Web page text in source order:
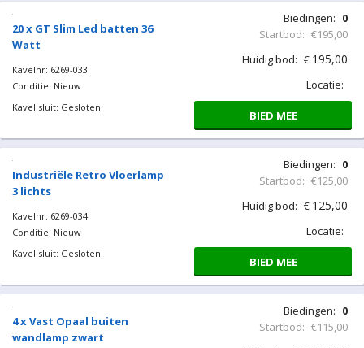
20 x GT Slim Led batten 36
Watt
Kavelnr: 6269-033
Conditie: Nieuw
Kavel sluit: Gesloten
Biedingen: 0
Startbod: €195,00
Huidig bod: € 195,00
Locatie:
BIED MEE
Industriële Retro Vloerlamp
3 lichts
Kavelnr: 6269-034
Conditie: Nieuw
Kavel sluit: Gesloten
Biedingen: 0
Startbod: €125,00
Huidig bod: € 125,00
Locatie:
BIED MEE
4 x Vast Opaal buiten
wandlamp zwart
Biedingen: 0
Startbod: €115,00